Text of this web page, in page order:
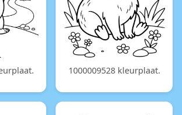
1000009528 kleurplaat.